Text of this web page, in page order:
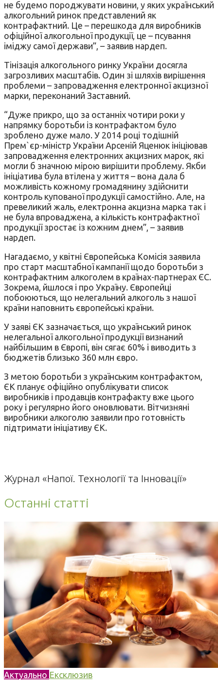
не будемо породжувати новини, у яких український
алкогольний ринок представлений як
контрафактний. Це – перешкода для виробників
офіційної алкогольної продукції, це – псування
іміджу самої держави”, – заявив нардеп.
Тінізація алкогольного ринку України досягла
загрозливих масштабів. Один зі шляхів вирішення
проблеми – запровадження електронної акцизної
марки, переконаний Заставний.
“Дуже прикро, що за останніх чотири роки у
напрямку боротьби із контрафактом було
зроблено дуже мало. У 2014 році тодішній
Прем`єр-міністр України Арсеній Яценюк ініціював
запровадження електронних акцизних марок, які
могли б значною мірою вирішити проблему. Якби
ініціатива була втілена у життя – вона дала б
можливість кожному громадянину здійснити
контроль купованої продукції самостійно. Але, на
превеликий жаль, електронна акцизна марка так і
не була впроваджена, а кількість контрафактної
продукції зростає із кожним днем”, – заявив
нардеп.
Нагадаємо, у квітні Європейська Комісія заявила
про старт масштабної кампанії щодо боротьби з
контрафактним алкоголем в країнах-партнерах ЄС.
Зокрема, йшлося і про Україну. Європейці
побоюються, що нелегальний алкоголь з нашої
країни наповнить європейські країни.
У заяві ЄК зазначається, що український ринок
нелегальної алкогольної продукції визнаний
найбільшим в Європі, він сягає 60% і виводить з
бюджетів близько 360 млн євро.
З метою боротьби з українським контрафактом,
ЄК планує офіційно опублікувати список
виробників і продавців контрафакту вже цього
року і регулярно його оновлювати. Вітчизняні
виробники алкоголю заявили про готовність
підтримати ініціативу ЄК.
Журнал «Напої. Технології та Інновації»
Останні статті
Актуально Ексклюзив